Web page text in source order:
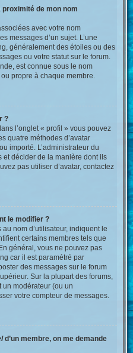
de mon nom
avec votre nom
messages d’un sujet. L’une
généralement des étoiles ou des
ou votre statut sur le forum.
est connue sous le nom
propre à chaque membre.
?
l’onglet « profil » vous pouvez
quatre méthodes d’avatar
importé. L’administrateur du
et décider de la manière dont ils
pas utiliser d’avatar, contactez
le modifier ?
nom d’utilisateur, indiquent le
certains membres tels que
général, vous ne pouvez pas
car il est paramétré par
des messages sur le forum
Sur la plupart des forums,
un modérateur (ou un
votre compteur de messages.
d’un membre, on me demande